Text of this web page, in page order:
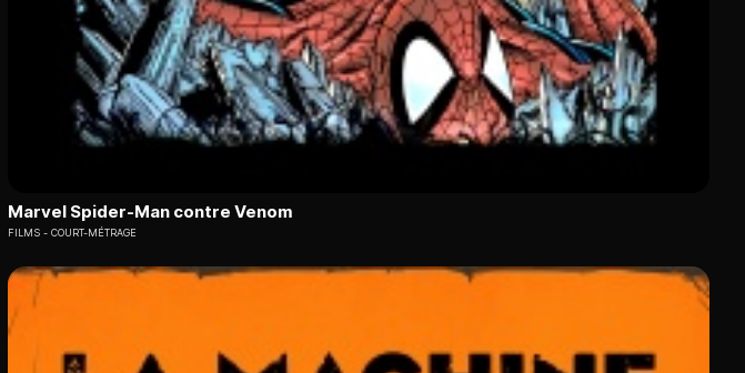
Marvel Spider-Man contre Venom
FILMS COURT-MÉTRAGE